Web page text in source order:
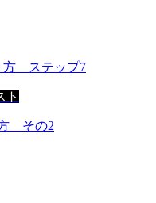
方 ステップ7
ト
方 その2